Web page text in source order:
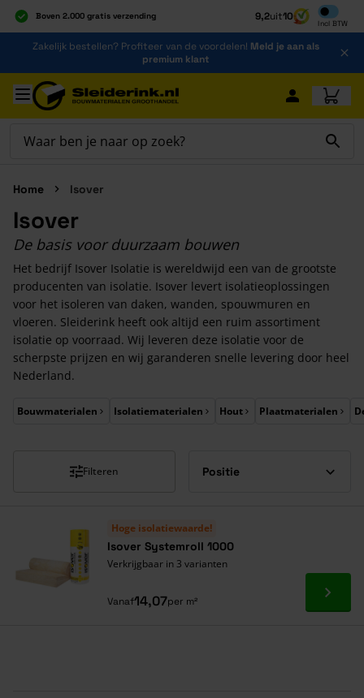
Boven 2.000 gratis verzending
Al 40 jaar dé specialist
Alles onder één dak
9,2uit10
Incl BTW
Inclusief
Ga naar de inhoud
Zakelijk bestellen? Profiteer van de voordelen! Meld je aan als
premium klant
Ga naar hoofdinhoud
Home Isover
Isover
De basis voor duurzaam bouwen
Het bedrijf Isover Isolatie is wereldwijd een van de grootste
producenten van isolatie. Isover levert isolatieoplossingen
voor het isoleren van daken, wanden, spouwmuren en
vloeren. Sleiderink heeft ook altijd een ruim assortiment
isolatie op voorraad. Wij leveren deze isolatie voor de
scherpste prijzen en wij garanderen snelle levering door heel
Nederland.
Druk om carrousel over te slaan
Bouwmaterialen Isolatiematerialen Hout Plaatmaterialen
Filteren
Hoge isolatiewaarde!
Isover Systemroll 1000
Verkrijgbaar in 3 varianten
Vanaf14,07per m² Ga